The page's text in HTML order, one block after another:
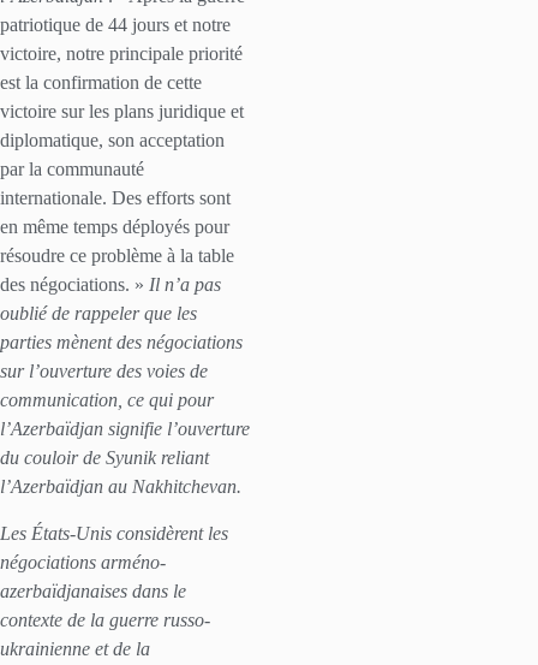
patriotique de 44 jours et notre
victoire, notre principale priorité
est la confirmation de cette
victoire sur les plans juridique et
diplomatique, son acceptation
par la communauté
internationale. Des efforts sont
en même temps déployés pour
résoudre ce problème à la table
des négociations. » Il n’a pas
oublié de rappeler que les
parties mènent des négociations
sur l’ouverture des voies de
communication, ce qui pour
l’Azerbaïdjan signifie l’ouverture
du couloir de Syunik reliant
l’Azerbaïdjan au Nakhitchevan.
Les États-Unis considèrent les
négociations arméno-
azerbaïdjanaises dans le
contexte de la guerre russo-
ukrainienne et de la